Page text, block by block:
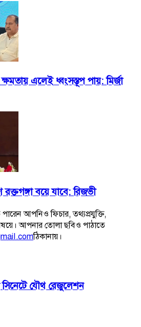
এলেই ধ্বংসস্তূপ পায়: মির্জা
বয়ে যাবে: রিজভী
আপনিও ফিচার, তথ্যপ্রযুক্তি,
আপনার তোলা ছবিও পাঠাতে
ঠিকানায়।
সিনেটে যৌথ রেজুলেশন